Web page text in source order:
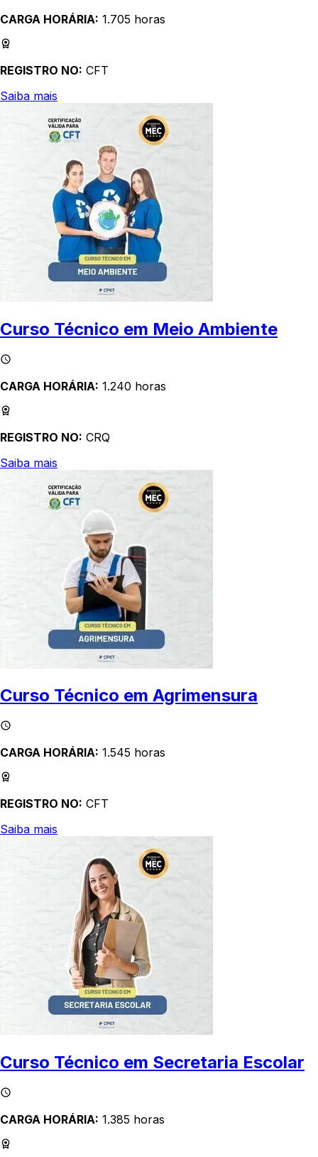
CARGA HORÁRIA: 1.705 horas
REGISTRO NO: CFT
Saiba mais
Curso Técnico em Meio Ambiente
CARGA HORÁRIA: 1.240 horas
REGISTRO NO: CRQ
Saiba mais
Curso Técnico em Agrimensura
CARGA HORÁRIA: 1.545 horas
REGISTRO NO: CFT
Saiba mais
Curso Técnico em Secretaria Escolar
CARGA HORÁRIA: 1.385 horas